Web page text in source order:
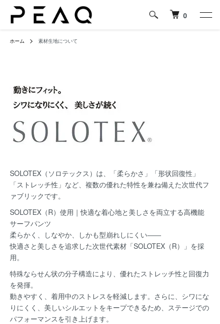
0
ホーム 素材生地について
SOLOTEX（ソロテックス）は、「柔らかさ」「形状回復性」
「ストレッチ性」など、複数の優れた特性を兼ね備えた次世代フ
ァブリックです。
SOLOTEX（R）使用｜快適な着心地と美しさを両立する高機能
サーフパンツ
柔らかく、しなやか、しかも型崩れしにくい――
快適さと美しさを追求した次世代素材「SOLOTEX（R）」を採
用。
特殊ならせん状の分子構造により、優れたストレッチ性と回復力
を発揮。
動きやすく、着用中のストレスを軽減します。さらに、シワにな
りにくく、美しいシルエットをキープできるため、ステージでの
パフォーマンスを引き上げます。